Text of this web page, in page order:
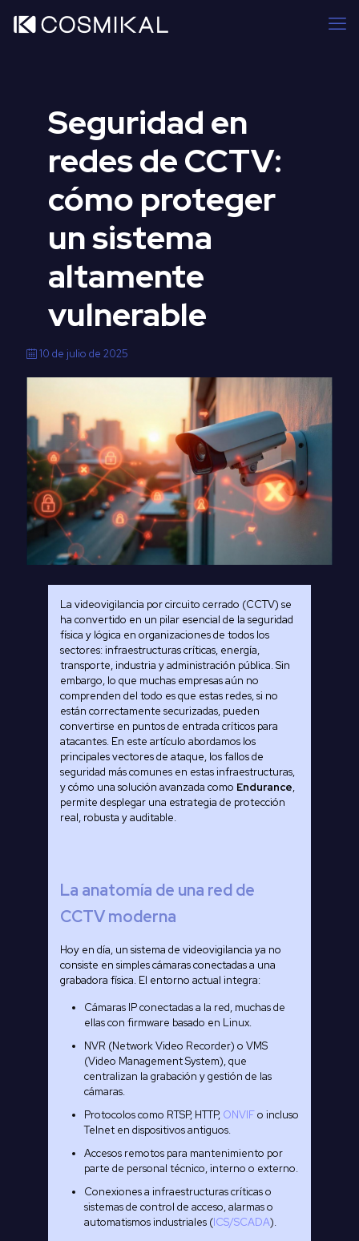
Seguridad en
redes de CCTV:
cómo proteger
un sistema
altamente
vulnerable
10 de julio de 2025
La videovigilancia por circuito cerrado (CCTV) se
ha convertido en un pilar esencial de la seguridad
física y lógica en organizaciones de todos los
sectores: infraestructuras críticas, energía,
transporte, industria y administración pública. Sin
embargo, lo que muchas empresas aún no
comprenden del todo es que estas redes, si no
están correctamente securizadas, pueden
convertirse en puntos de entrada críticos para
atacantes. En este artículo abordamos los
principales vectores de ataque, los fallos de
seguridad más comunes en estas infraestructuras,
y cómo una solución avanzada como Endurance,
permite desplegar una estrategia de protección
real, robusta y auditable.
La anatomía de una red de
CCTV moderna
Hoy en día, un sistema de videovigilancia ya no
consiste en simples cámaras conectadas a una
grabadora física. El entorno actual integra:
Cámaras IP conectadas a la red, muchas de
ellas con firmware basado en Linux.
NVR (Network Video Recorder) o VMS
(Video Management System), que
centralizan la grabación y gestión de las
cámaras.
Protocolos como RTSP, HTTP, ONVIFo incluso
Telnet en dispositivos antiguos.
Accesos remotos para mantenimiento por
parte de personal técnico, interno o externo.
Conexiones a infraestructuras críticas o
sistemas de control de acceso, alarmas o
automatismos industriales (ICS/SCADA).